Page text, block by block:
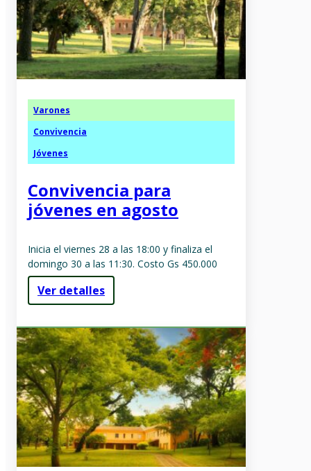
Varones
Convivencia
Jóvenes
Convivencia para
jóvenes en agosto
Inicia el viernes 28 a las 18:00 y finaliza el
domingo 30 a las 11:30. Costo Gs 450.000
Ver detalles